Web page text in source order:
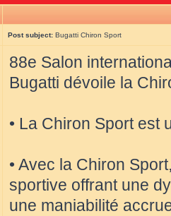
Post subject: Bugatti Chiron Sport
88e Salon
Bugatti dévoile la
• La Chiron Sport est
• Avec la Chiron
sportive offrant une
une maniabilité